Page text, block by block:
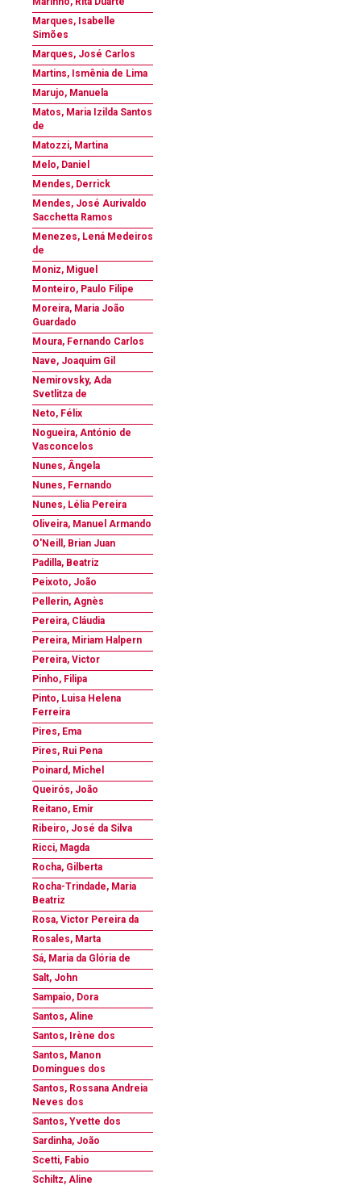
Marques, Isabelle
Simões
Marques, José Carlos
Martins, Ismênia de Lima
Marujo, Manuela
Matos, Maria Izilda Santos
de
Matozzi, Martina
Melo, Daniel
Mendes, Derrick
Mendes, José Aurivaldo
Sacchetta Ramos
Menezes, Lená Medeiros
de
Moniz, Miguel
Monteiro, Paulo Filipe
Moreira, Maria João
Guardado
Moura, Fernando Carlos
Nave, Joaquim Gil
Nemirovsky, Ada
Svetlitza de
Neto, Félix
Nogueira, António de
Vasconcelos
Nunes, Ângela
Nunes, Fernando
Nunes, Lélia Pereira
Oliveira, Manuel Armando
O'Neill, Brian Juan
Padilla, Beatriz
Peixoto, João
Pellerin, Agnès
Pereira, Cláudia
Pereira, Miriam Halpern
Pereira, Victor
Pinho, Filipa
Pinto, Luisa Helena
Ferreira
Pires, Ema
Pires, Rui Pena
Poinard, Michel
Queirós, João
Reitano, Emir
Ribeiro, José da Silva
Ricci, Magda
Rocha, Gilberta
Rocha-Trindade, Maria
Beatriz
Rosa, Victor Pereira da
Rosales, Marta
Sá, Maria da Glória de
Salt, John
Sampaio, Dora
Santos, Aline
Santos, Irène dos
Santos, Manon
Domingues dos
Santos, Rossana Andreia
Neves dos
Santos, Yvette dos
Sardinha, João
Scetti, Fabio
Schiltz, Aline